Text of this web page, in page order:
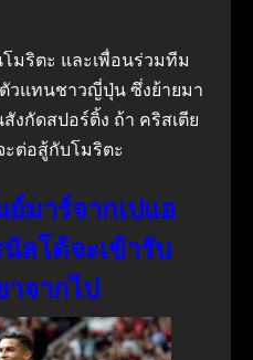
โมริตะ และเพื่อนร่วมทีม
วแทนชาวญี่ปุ่น ซึ่งย้ายมา
งกัดสปอร์ติ้ง ถ้า คริสเตีย
ะต่อสู้กับโมริตะ
ย์มาร์จากเปแอ
ลโด้จะเข้ารับ
จากไป